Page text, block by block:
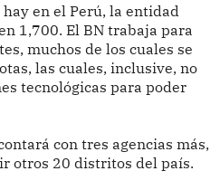
en el Perú, la entidad
1,700. El BN trabaja para
muchos de los cuales se
las cuales, inclusive, no
tecnológicas para poder
con tres agencias más,
otros 20 distritos del país.